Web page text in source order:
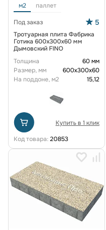
м2 паллет
Под заказ 5
Тротуарная плита Фабрика
Готика 600х300х60 мм
Дымовский FINO
Толщина
60 мм
Размер, мм
600х300х60
На поддоне, м2
15,12
Купить в 1 клик
Код товара: 20853